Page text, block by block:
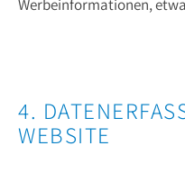
Werbeinformationen,
4.
WEBSITE